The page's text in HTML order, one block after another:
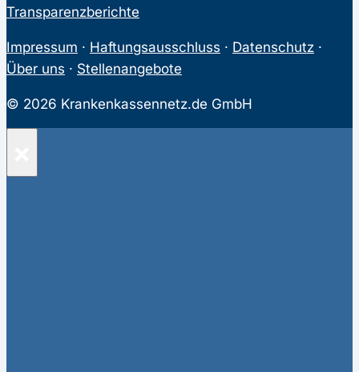
Transparenzberichte
Impressum · Haftungsausschluss · Datenschutz ·
Über uns · Stellenangebote
© 2026 Krankenkassennetz.de GmbH